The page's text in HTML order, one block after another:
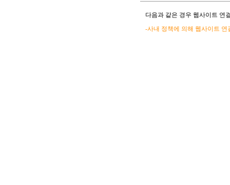
다음과 같은 경우 웹사이트 연
-사내 정책에 의해 웹사이트